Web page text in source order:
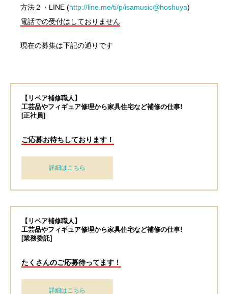
方法２・LINE (http://line.me/ti/p/isamusic@hoshuya)
電話での受付はしておりません
現在の募集は下記の通りです
【リペア補修職人】
工芸品やフィギュア修理から家具住宅など補修の仕事!
[正社員]
ご応募お待ちしております！
詳細はこちら
【リペア補修職人】
工芸品やフィギュア修理から家具住宅など補修の仕事!
[業務委託]
たくさんのご応募待ってます！
詳細はこちら